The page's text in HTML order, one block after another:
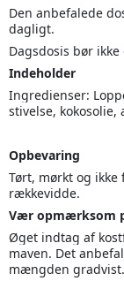
Den anbefalede
dagligt.
Dagsdosis bør ikke
Indeholder
Ingredienser:
stivelse,
Opbevaring
Tørt, mørkt og
rækkevidde.
Vær opmærksom
Øget indtag af
maven. Det
mængden gradvist.